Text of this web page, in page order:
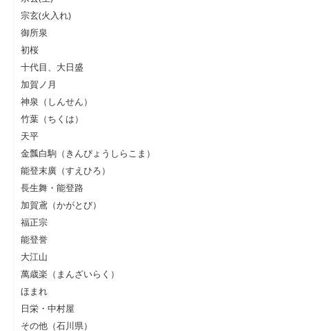
宗玄(火入れ)
御所泉
初桜
十代目、大日盛
加賀ノ月
神泉（しんせん）
竹葉（ちくは）
天平
金瓢白駒（きんぴょうしらこま）
能登末廣（すえひろ）
長生舞・能登路
加賀鳶（かがとび）
福正宗
能登誉
大江山
萬歳楽（まんざいらく）
ほまれ
日栄・中村屋
その他（石川県）